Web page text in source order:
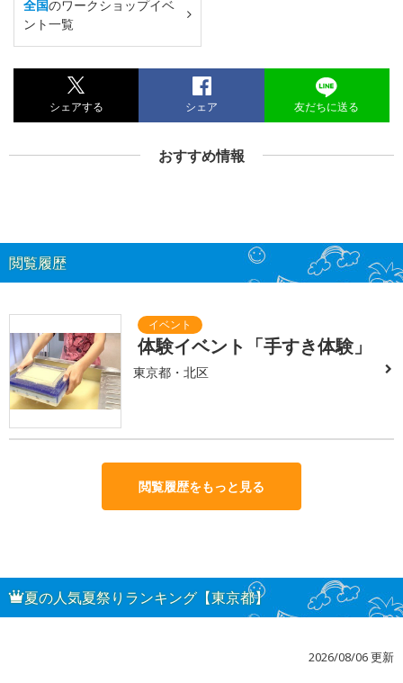
全国のワークショップイベ
ント一覧
シェアする シェア 友だちに送る
おすすめ情報
閲覧履歴
体験イベント「手すき体験」
東京都・北区
閲覧履歴をもっと見る
夏の人気夏祭りランキング【東京都】
2026/08/06 更新